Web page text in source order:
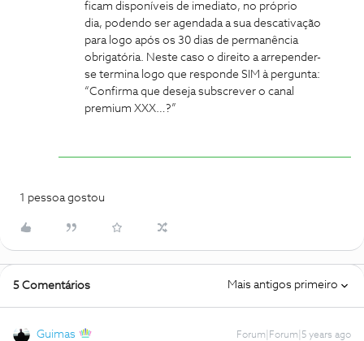
ficam disponíveis de imediato, no próprio
dia, podendo ser agendada a sua descativação
para logo após os 30 dias de permanência
obrigatória. Neste caso o direito a arrepender-
se termina logo que responde SIM à pergunta:
“Confirma que deseja subscrever o canal
premium XXX…?”
1 pessoa gostou
5 Comentários Mais antigos primeiro
Guimas Forum|Forum|5 years ago